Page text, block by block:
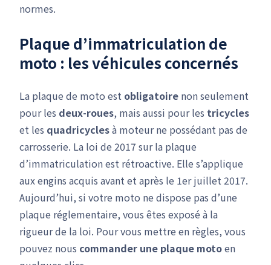
normes.
Plaque d’immatriculation de
moto : les véhicules concernés
La plaque de moto est obligatoire non seulement
pour les deux-roues, mais aussi pour les tricycles
et les quadricyclesà moteur ne possédant pas de
carrosserie. La loi de 2017 sur la plaque
d’immatriculation est rétroactive. Elle s’applique
aux engins acquis avant et après le 1er juillet 2017.
Aujourd’hui, si votre moto ne dispose pas d’une
plaque réglementaire, vous êtes exposé à la
rigueur de la loi. Pour vous mettre en règles, vous
pouvez nous commander une plaque motoen